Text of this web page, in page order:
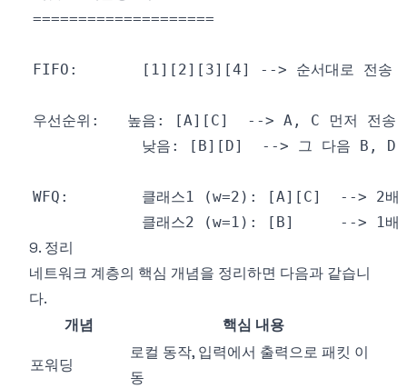
9. 정리
네트워크 계층의 핵심 개념을 정리하면 다음과 같습니
다.
개념
핵심 내용
포워딩
로컬 동작, 입력에서 출력으로 패킷 이
동